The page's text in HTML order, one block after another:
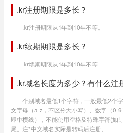
.kr注册期限是多长？
.kr注册期限从1年到10年不等。
.kr续期期限是多长？
.kr续期期限从1年到10年不等
.kr域名长度为多少？有什么注
个别域名最低1个字符，一般最低2个
文字母（a-z，不区分大小写）、数字（0-9
即中横线），不能使用空格及特殊字符(如!
尾。注*中文域名实际是转码后注册。